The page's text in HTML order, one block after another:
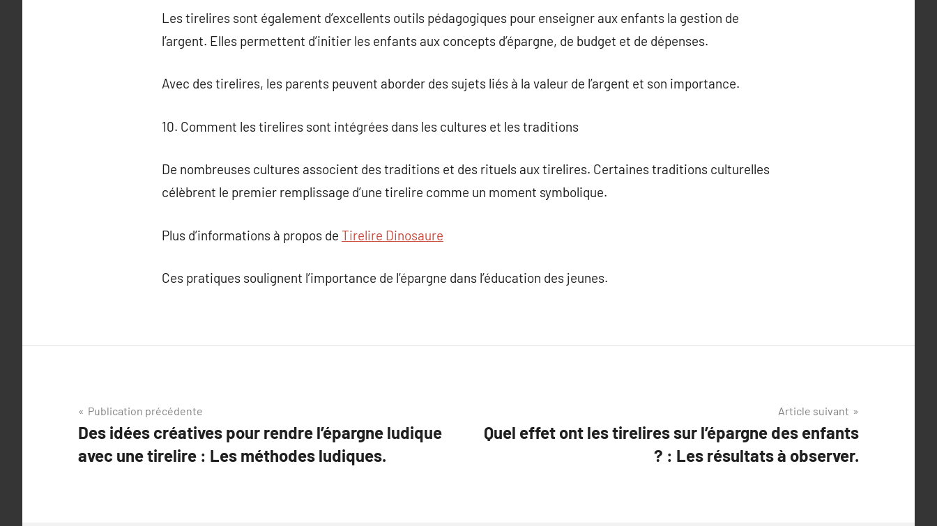
Les tirelires sont également d’excellents outils pédagogiques pour enseigner aux enfants la gestion de
l’argent. Elles permettent d’initier les enfants aux concepts d’épargne, de budget et de dépenses.
Avec des tirelires, les parents peuvent aborder des sujets liés à la valeur de l’argent et son importance.
10. Comment les tirelires sont intégrées dans les cultures et les traditions
De nombreuses cultures associent des traditions et des rituels aux tirelires. Certaines traditions culturelles
célèbrent le premier remplissage d’une tirelire comme un moment symbolique.
Plus d’informations à propos de Tirelire Dinosaure
Ces pratiques soulignent l’importance de l’épargne dans l’éducation des jeunes.
Navigation
de
l’article
Publication précédente
Des idées créatives pour rendre l’épargne ludique
avec une tirelire : Les méthodes ludiques.
Article suivant
Quel effet ont les tirelires sur l’épargne des enfants
? : Les résultats à observer.